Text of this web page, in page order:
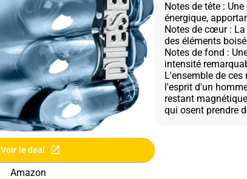
Voir le deal
Amazon
Notes de tête :
énergique,
Notes de cœur : La
des éléments
Notes de fond :
intensité
L'ensemble de
l'esprit d'un
restant